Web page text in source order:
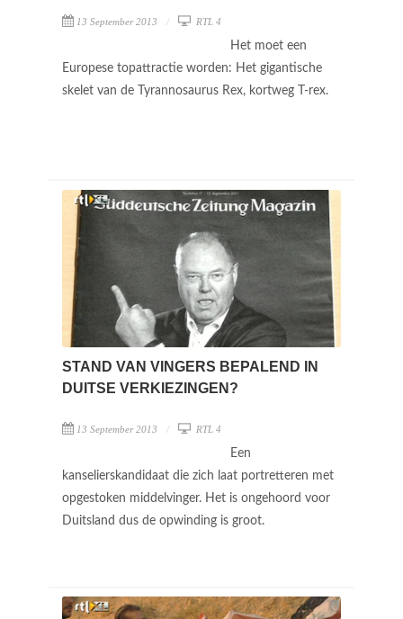
13 September 2013 RTL 4
Het moet een
Europese topattractie worden: Het gigantische
skelet van de Tyrannosaurus Rex, kortweg T-rex.
STAND VAN VINGERS BEPALEND IN
DUITSE VERKIEZINGEN?
13 September 2013 RTL 4
Een
kanselierskandidaat die zich laat portretteren met
opgestoken middelvinger. Het is ongehoord voor
Duitsland dus de opwinding is groot.